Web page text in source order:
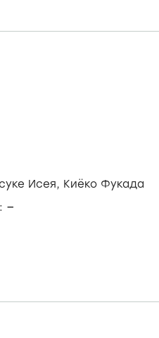
Исея, Киёко Фукада
–